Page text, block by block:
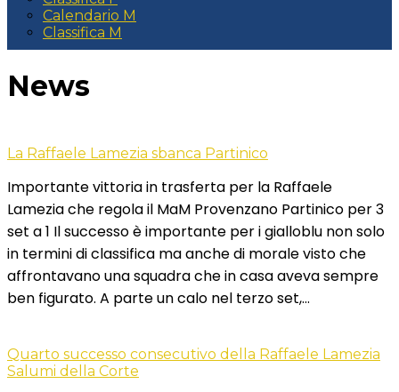
Calendario M
Classifica M
News
La Raffaele Lamezia sbanca Partinico
Importante vittoria in trasferta per la Raffaele
Lamezia che regola il MaM Provenzano Partinico per 3
set a 1 Il successo è importante per i gialloblu non solo
in termini di classifica ma anche di morale visto che
affrontavano una squadra che in casa aveva sempre
ben figurato. A parte un calo nel terzo set,…
Quarto successo consecutivo della Raffaele Lamezia
Salumi della Corte